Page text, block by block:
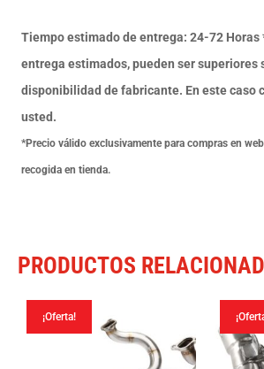
black
Triumph
Tiger
900
/
GT
Rally
2021-
Tiempo estimado de entrega: 24-72 Horas
entrega estimados, pueden ser superiores
disponibilidad de fabricante. En este caso
usted.
*Precio válido exclusivamente para compras en
recogida en tienda.
PRODUCTOS
¡Oferta!